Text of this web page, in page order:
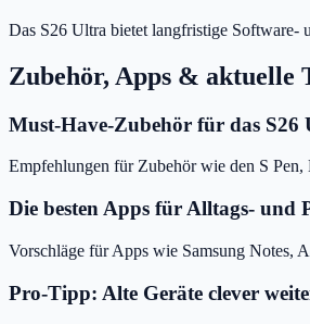
Das S26 Ultra bietet langfristige Software-
Zubehör, Apps & aktuelle
Must-Have-Zubehör für das S26
Empfehlungen für Zubehör wie den S
Die besten Apps für Alltags- und
Vorschläge für Apps wie Samsung Notes,
Pro-Tipp: Alte Geräte clever